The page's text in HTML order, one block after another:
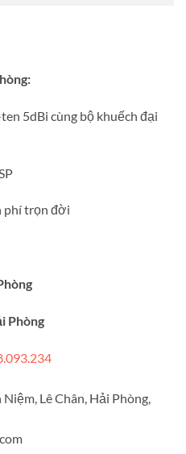
5dBi cùng bộ khuếch đại
phí trọn đời
Phòng
Lê Chân, Hải Phòng,